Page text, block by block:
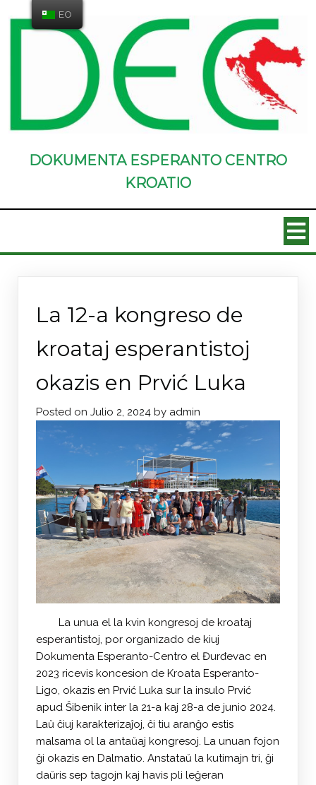
DOKUMENTA ESPERANTO CENTRO
KROATIO
La 12-a kongreso de
kroataj esperantistoj
okazis en Prvić Luka
Posted on Julio 2, 2024 by admin
La unua el la kvin kongresoj de kroataj
esperantistoj, por organizado de kiuj
Dokumenta Esperanto-Centro el Đurđevac en
2023 ricevis koncesion de Kroata Esperanto-
Ligo, okazis en Prvić Luka sur la insulo Prvić
apud Šibenik inter la 21-a kaj 28-a de junio 2024.
Laŭ ĉiuj karakterizaĵoj, ĉi tiu aranĝo estis
malsama ol la antaŭaj kongresoj. La unuan fojon
ĝi okazis en Dalmatio. Anstataŭ la kutimajn tri, ĝi
daŭris sep tagojn kaj havis pli leĝeran
EO